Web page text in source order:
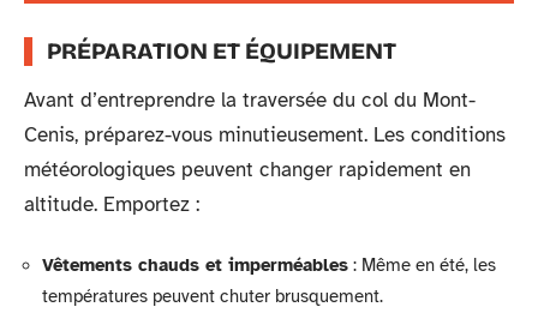
PRÉPARATION ET ÉQUIPEMENT
Avant d’entreprendre la traversée du col du Mont-
Cenis, préparez-vous minutieusement. Les conditions
météorologiques peuvent changer rapidement en
altitude. Emportez :
Vêtements chauds et imperméables : Même en été, les
températures peuvent chuter brusquement.